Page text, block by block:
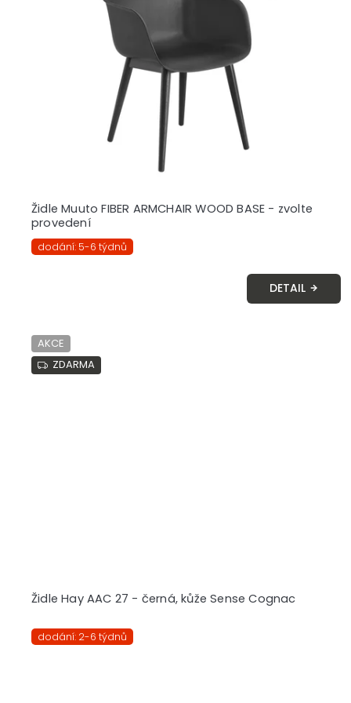
Židle Muuto FIBER ARMCHAIR WOOD BASE - zvolte
provedení
dodání: 5-6 týdnů
DETAIL
AKCE
ZDARMA
Židle Hay AAC 27 - černá, kůže Sense Cognac
dodání: 2-6 týdnů